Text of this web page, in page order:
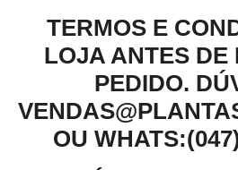
TERMOS E
LOJA ANTES DE
PEDIDO.
OU